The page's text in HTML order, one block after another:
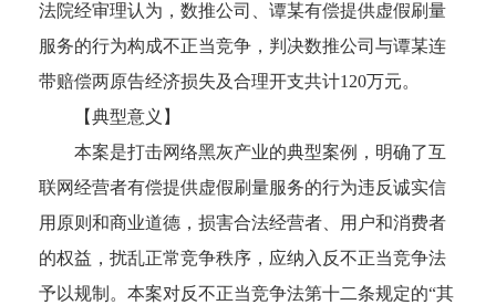
法院经审理认为，数推公司、谭某有偿提供虚假刷量
服务的行为构成不正当竞争，判决数推公司与谭某连
带赔偿两原告经济损失及合理开支共计120万元。
【典型意义】
本案是打击网络黑灰产业的典型案例，明确了互
联网经营者有偿提供虚假刷量服务的行为违反诚实信
用原则和商业道德，损害合法经营者、用户和消费者
的权益，扰乱正常竞争秩序，应纳入反不正当竞争法
予以规制。本案对反不正当竞争法第十二条规定的“其